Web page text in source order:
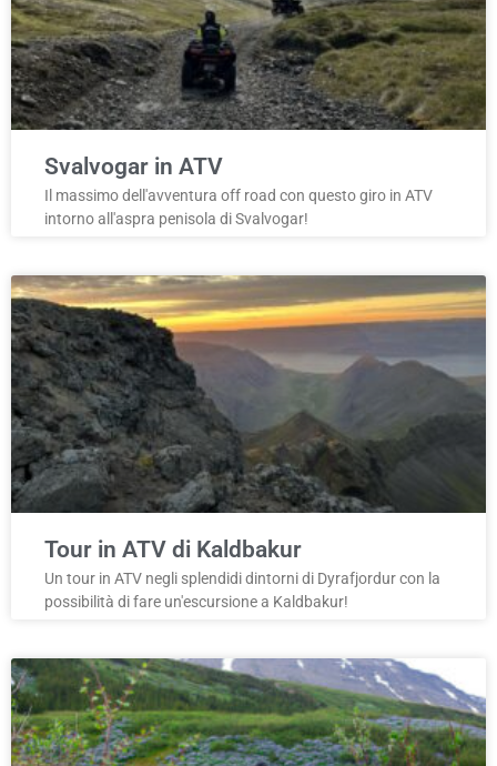
Svalvogar in ATV
Il massimo dell'avventura off road con questo giro in ATV
intorno all'aspra penisola di Svalvogar!
Tour in ATV di Kaldbakur
Un tour in ATV negli splendidi dintorni di Dyrafjordur con la
possibilità di fare un'escursione a Kaldbakur!